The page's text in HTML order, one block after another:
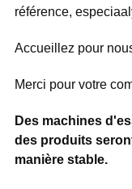
référence,
Accueillez pour
Merci pour votre
Des machines
des produits
manière stable.